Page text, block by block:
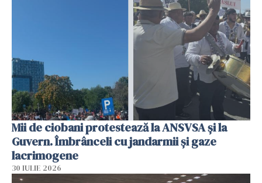
Mii de ciobani protestează la ANSVSA și la
Guvern. Îmbrânceli cu jandarmii și gaze
lacrimogene
30 IULIE 2026